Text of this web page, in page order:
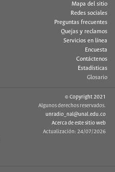
Mapa del sitio
Redes sociales
Preguntas frecuentes
Quejas y reclamos
Servicios en línea
Encuesta
Contáctenos
Estadísticas
Glosario
© Copyright 2021
Algunos derechos reservados.
unradio_nal@unal.edu.co
Acerca de este sitio web
Actualización: 24/07/2026